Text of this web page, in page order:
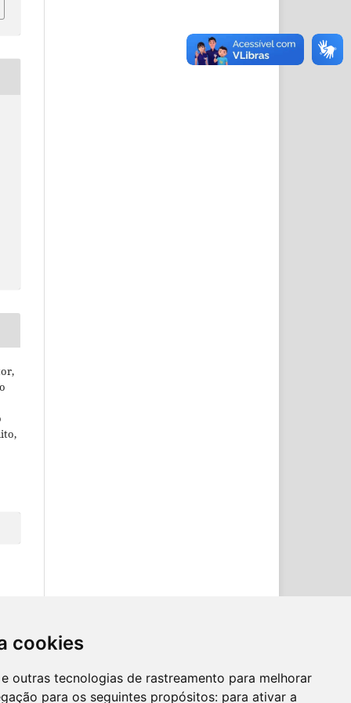
cookies
outras tecnologias de rastreamento para melhorar
para os seguintes propósitos: para ativar a